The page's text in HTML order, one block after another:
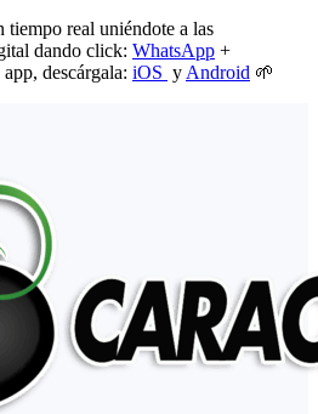
tiempo real uniéndote a las
dando click: WhatsApp +
descárgala: iOS y Android 🌱